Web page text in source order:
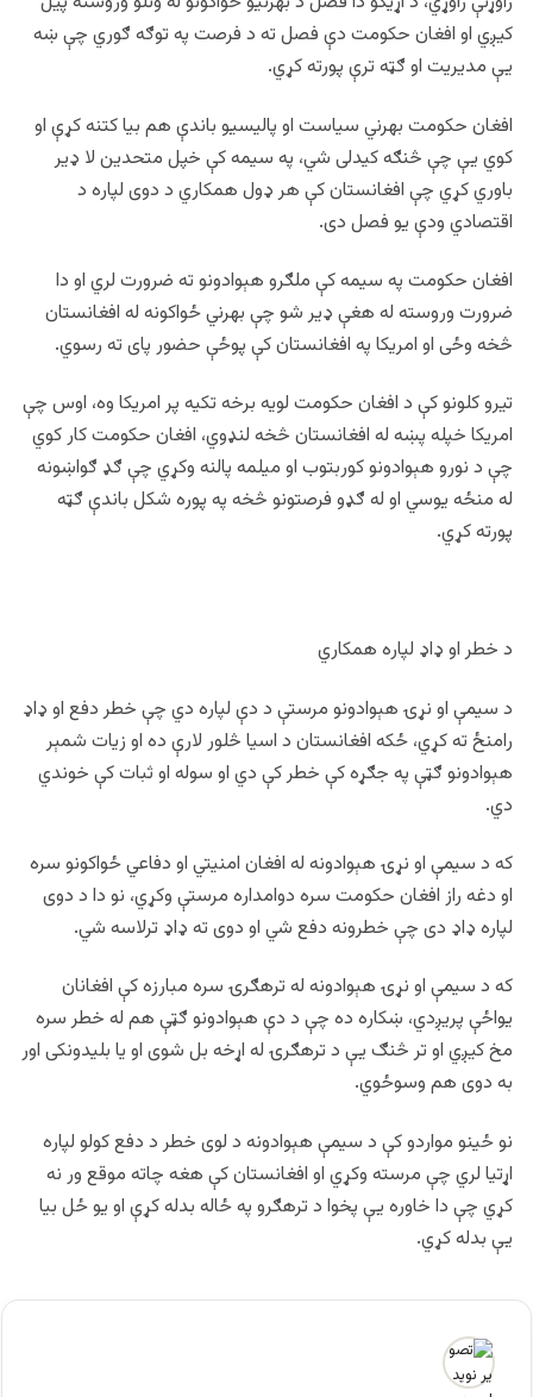
کیږي او افغان حکومت دې فصل ته د فرصت په توګه ګوري چې ښه
یې مدیریت او ګټه ترې پورته کړي.
افغان حکومت بهرني سیاست او پالیسیو باندې هم بیا کتنه کړې او
کوي یې چې څنګه کیدلی شي، په سیمه کې خپل متحدین لا ډیر
باوري کړي چې افغانستان کې هر ډول همکاري د دوی لپاره د
اقتصادي ودې یو فصل دی.
افغان حکومت په سیمه کې ملګرو هېوادونو ته ضرورت لري او دا
ضرورت وروسته له هغې ډیر شو چې بهرني ځواکونه له افغانستان
څخه وځی او امریکا په افغانستان کې پوځې حضور پای ته رسوي.
تیرو کلونو کې د افغان حکومت لویه برخه تکیه پر امریکا وه، اوس چې
امریکا خپله پښه له افغانستان څخه لنډوي، افغان حکومت کار کوي
چې د نورو هېوادونو کوربتوب او میلمه پالنه وکړي چې ګډ ګواښونه
له منځه یوسي او له ګډو فرصتونو څخه په پوره شکل باندې ګټه
پورته کړي.
د خطر او ډاډ لپاره همکاري
د سیمې او نړۍ هېوادونو مرستې د دې لپاره دي چې خطر دفع او ډاډ
رامنځ ته کړي، ځکه افغانستان د اسیا څلور لارې ده او زیات شمېر
هېوادونو ګټې په جګړه کې خطر کې دي او سوله او ثبات کې خوندي
دي.
که د سیمې او نړۍ هېوادونه له افغان امنیتي او دفاعي ځواکونو سره
او دغه راز افغان حکومت سره دوامداره مرستې وکړي، نو دا د دوی
لپاره ډاډ دی چې خطرونه دفع شي او دوی ته ډاډ ترلاسه شي.
که د سیمې او نړۍ هېوادونه له ترهګرۍ سره مبارزه کې افغانان
یواځې پریږدي، ښکاره ده چې د دې هېوادونو ګټې هم له خطر سره
مخ کیږي او تر څنګ یې د ترهګرۍ له اړخه بل شوی او یا بلیدونکی اور
به دوی هم وسوځوي.
نو ځینو مواردو کې د سیمې هېوادونه د لوی خطر د دفع کولو لپاره
اړتیا لري چې مرسته وکړي او افغانستان کې هغه چاته موقع ور نه
کړي چې دا خاوره یې پخوا د ترهګرو په ځاله بدله کړې او یو ځل بیا
یې بدله کړي.